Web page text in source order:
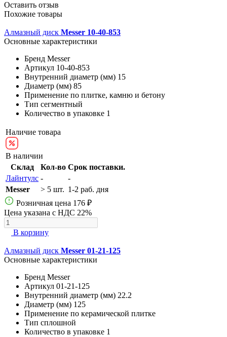
Оставить отзыв
Похожие товары
Алмазный диск Messer 10-40-853
Основные характеристики
Бренд Messer
Артикул 10-40-853
Внутренний диаметр (мм) 15
Диаметр (мм) 85
Применение по плитке, камню и бетону
Тип сегментный
Количество в упаковке 1
Наличие товара
В наличии
Склад
Кол-во Срок поставки.
Лайнтулс -
-
Messer
> 5 шт. 1-2 раб. дня
Розничная цена 176 ₽
Цена указана с НДС 22%
В корзину
Алмазный диск Messer 01-21-125
Основные характеристики
Бренд Messer
Артикул 01-21-125
Внутренний диаметр (мм) 22.2
Диаметр (мм) 125
Применение по керамической плитке
Тип сплошной
Количество в упаковке 1